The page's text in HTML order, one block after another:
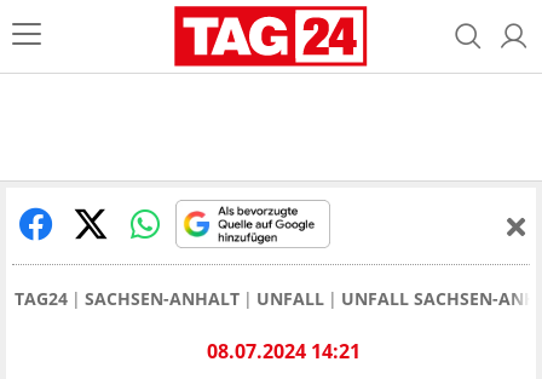
TAG24 SACHSEN-ANHALT UNFALL UNFALL SACHSEN-
08.07.2024 14:21